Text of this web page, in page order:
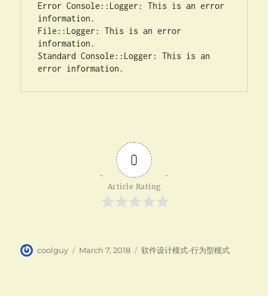
Error Console::Logger: This is an error
information.
File::Logger: This is an error
information.
Standard Console::Logger: This is an
error information.
0
Article Rating
Author
coolguy
Posted
March 7, 2018 Categories
软件设计模式-行为型模式